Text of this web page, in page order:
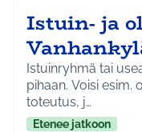
Istuin- ja
Istuinryhmä tai
pihaan. Voisi
toteutus, j…
Etenee jatkoon